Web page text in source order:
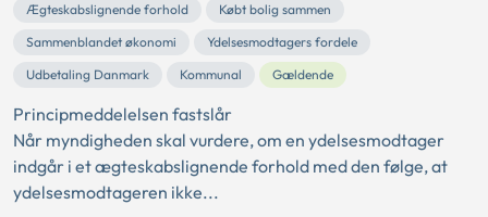
Ægteskabslignende forhold
Købt bolig sammen
Sammenblandet økonomi
Ydelsesmodtagers fordele
Udbetaling Danmark
Kommunal Gældende
Principmeddelelsen fastslår
Når myndigheden skal vurdere, om en ydelsesmodtager
indgår i et ægteskabslignende forhold med den følge, at
ydelsesmodtageren ikke...